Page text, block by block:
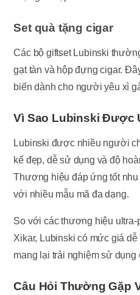
Set quà tặng cigar
Các bộ giftset Lubinski
gạt tàn và hộp đựng cigar.
biến dành cho người yêu xì
Vì Sao Lubinski Được
Lubinski được nhiều người
kế đẹp, dễ sử dụng và độ
Thương hiệu đáp ứng tốt
với nhiều mẫu mã đa dạng.
So với các thương hiệu
Xikar, Lubinski có mức giá
mang lại trải nghiệm sử dụng
Câu Hỏi Thường Gặp